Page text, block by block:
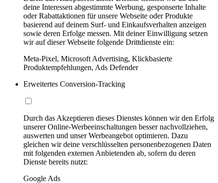
deine Interessen abgestimmte Werbung, gesponserte Inhalte
oder Rabattaktionen für unsere Webseite oder Produkte
basierend auf deinem Surf- und Einkaufsverhalten anzeigen
sowie deren Erfolge messen. Mit deiner Einwilligung setzen
wir auf dieser Webseite folgende Drittdienste ein:
Meta-Pixel, Microsoft Advertising, Klickbasierte
Produktempfehlungen, Ads Defender
Erweitertes Conversion-Tracking
Durch das Akzeptieren dieses Dienstes können wir den Erfolg
unserer Online-Werbeeinschaltungen besser nachvollziehen,
auswerten und unser Werbeangebot optimieren. Dazu
gleichen wir deine verschlüsselten personenbezogenen Daten
mit folgenden externen Anbietenden ab, sofern du deren
Dienste bereits nutzt:
Google Ads